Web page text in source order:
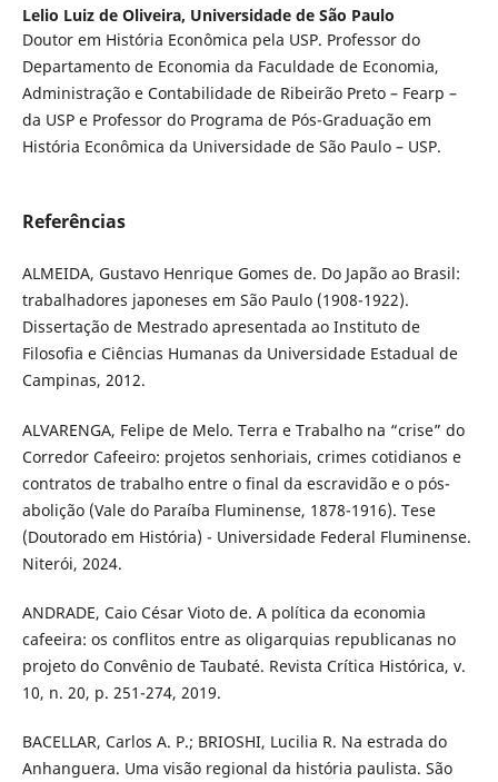
Lelio Luiz de Oliveira, Universidade de São Paulo
Doutor em História Econômica pela USP. Professor do
Departamento de Economia da Faculdade de Economia,
Administração e Contabilidade de Ribeirão Preto – Fearp –
da USP e Professor do Programa de Pós-Graduação em
História Econômica da Universidade de São Paulo – USP.
Referências
ALMEIDA, Gustavo Henrique Gomes de. Do Japão ao Brasil:
trabalhadores japoneses em São Paulo (1908-1922).
Dissertação de Mestrado apresentada ao Instituto de
Filosofia e Ciências Humanas da Universidade Estadual de
Campinas, 2012.
ALVARENGA, Felipe de Melo. Terra e Trabalho na “crise” do
Corredor Cafeeiro: projetos senhoriais, crimes cotidianos e
contratos de trabalho entre o final da escravidão e o pós-
abolição (Vale do Paraíba Fluminense, 1878-1916). Tese
(Doutorado em História) - Universidade Federal Fluminense.
Niterói, 2024.
ANDRADE, Caio César Vioto de. A política da economia
cafeeira: os conflitos entre as oligarquias republicanas no
projeto do Convênio de Taubaté. Revista Crítica Histórica, v.
10, n. 20, p. 251-274, 2019.
BACELLAR, Carlos A. P.; BRIOSHI, Lucilia R. Na estrada do
Anhanguera. Uma visão regional da história paulista. São